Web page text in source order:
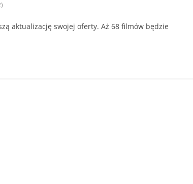
aktualizację swojej oferty. Aż 68 filmów będzie